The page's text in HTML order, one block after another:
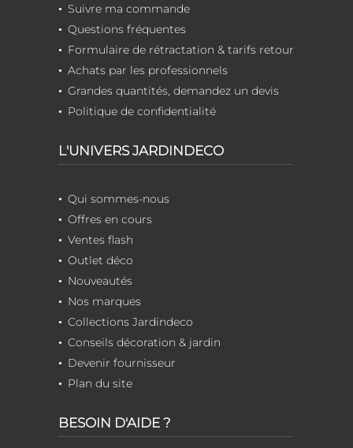
Suivre ma commande
Questions fréquentes
Formulaire de rétractation & tarifs retour
Achats par les professionnels
Grandes quantités, demandez un devis
Politique de confidentialité
L'UNIVERS JARDINDECO
Qui sommes-nous
Offres en cours
Ventes flash
Outlet déco
Nouveautés
Nos marques
Collections Jardindeco
Conseils décoration & jardin
Devenir fournisseur
Plan du site
BESOIN D'AIDE ?